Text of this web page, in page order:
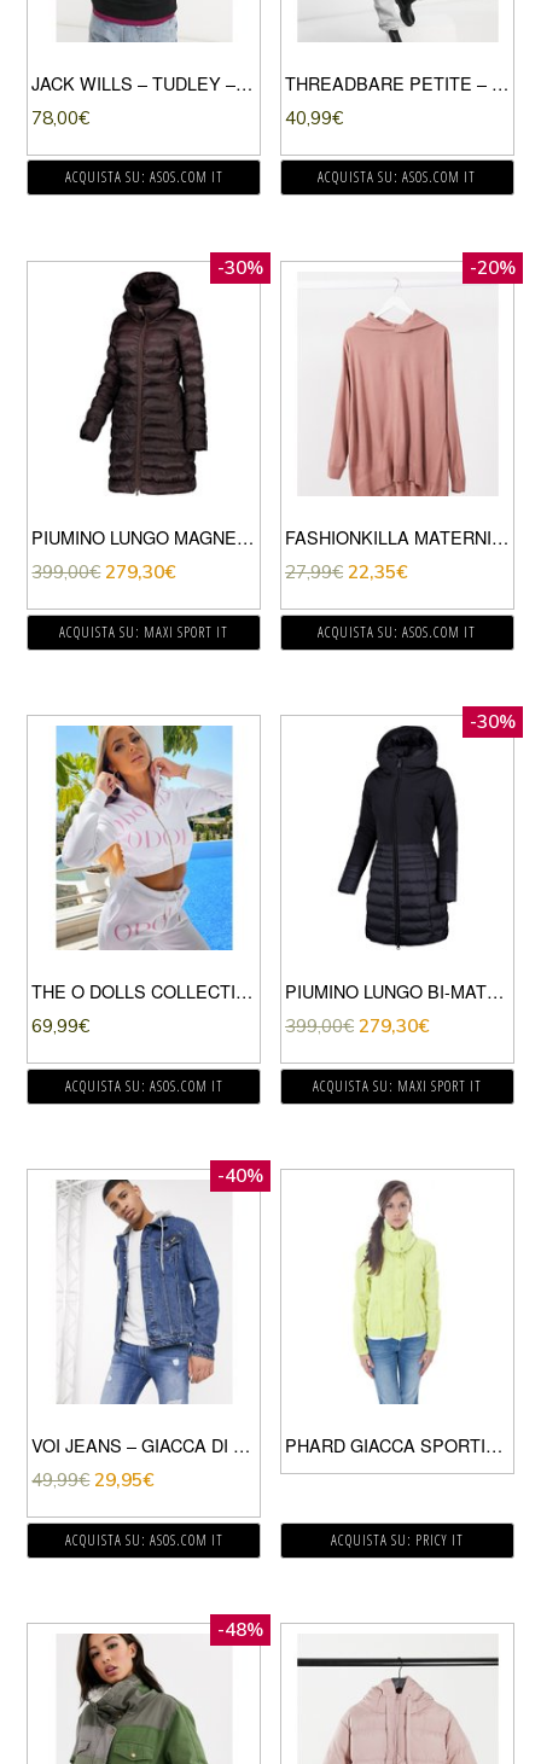
JACK WILLS – TUDLEY – FELPA CON CAPPUCCIO CON CON LOGO GRANDE, COLORE NERO
78,00€
ACQUISTA SU: ASOS.COM IT
THREADBARE PETITE – KATY – PIUMINO CORTO-GRIGIO PIETRA
40,99€
ACQUISTA SU: ASOS.COM IT
-30%
PIUMINO LUNGO MAGNETITE DONNA
399,00€ 279,30€
ACQUISTA SU: MAXI SPORT IT
-20%
FASHIONKILLA MATERNITY – FELPA CON CAPPUCCIO IN MAGLIA A COSTE ROSA
27,99€ 22,35€
ACQUISTA SU: ASOS.COM IT
THE O DOLLS COLLECTION – FELPA CORTA BIANCO MULTICOLORE CON STAMPA GRANDE
69,99€
ACQUISTA SU: ASOS.COM IT
-30%
PIUMINO LUNGO BI-MATERIAL TWISS DONNA
399,00€ 279,30€
ACQUISTA SU: MAXI SPORT IT
-40%
VOI JEANS – GIACCA DI JEANS CON CAPPUCCIO BLU MEDIO
49,99€ 29,95€
ACQUISTA SU: ASOS.COM IT
PHARD GIACCA SPORTIVA DONNA GIALLO
ACQUISTA SU: PRICY IT
-48%